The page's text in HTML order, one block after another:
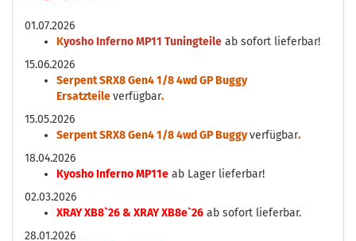
01.07.2026
Kyosho Inferno MP11 Tuningteile ab sofort lieferbar!
15.06.2026
Serpent SRX8 Gen4 1/8 4wd GP Buggy
Ersatzteileverfügbar.
15.05.2026
Serpent SRX8 Gen4 1/8 4wd GP Buggyverfügbar.
18.04.2026
Kyosho Inferno MP11e ab Lager lieferbar!
02.03.2026
XRAY XB8`26 & XRAY XB8e`26 ab sofort lieferbar.
28.01.2026